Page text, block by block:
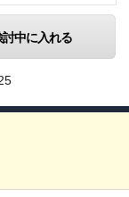
討中に入れる